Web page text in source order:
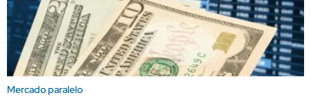
Mercado paralelo